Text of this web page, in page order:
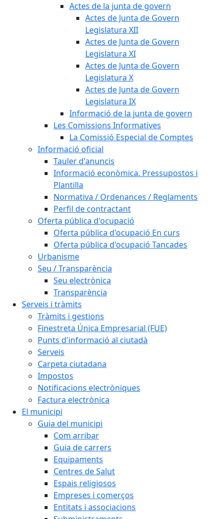
Actes de la junta de govern
Actes de Junta de Govern
Legislatura XII
Actes de Junta de Govern
Legislatura XI
Actes de Junta de Govern
Legislatura X
Actes de Junta de Govern
Legislatura IX
Informació de la junta de govern
Les Comissions Informatives
La Comissió Especial de Comptes
Informació oficial
Tauler d'anuncis
Informació econòmica. Pressupostos i
Plantilla
Normativa / Ordenances / Reglaments
Perfil de contractant
Oferta pública d'ocupació
Oferta pública d'ocupació En curs
Oferta pública d'ocupació Tancades
Urbanisme
Seu / Transparència
Seu electrònica
Transparència
Serveis i tràmits
Tràmits i gestions
Finestreta Única Empresarial (FUE)
Punts d'informació al ciutadà
Serveis
Carpeta ciutadana
Impostos
Notificacions electròniques
Factura electrònica
El municipi
Guia del municipi
Com arribar
Guia de carrers
Equipaments
Centres de Salut
Espais religiosos
Empreses i comerços
Entitats i associacions